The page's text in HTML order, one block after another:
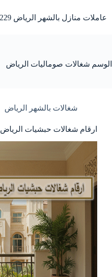
المحتوى
عاملات منازل بالشهر الرياض 0542644229
الوسم شغالات صوماليات الرياض
شغالات بالشهر الرياض
ارقام شغالات حبشيات الرياض 0571493230